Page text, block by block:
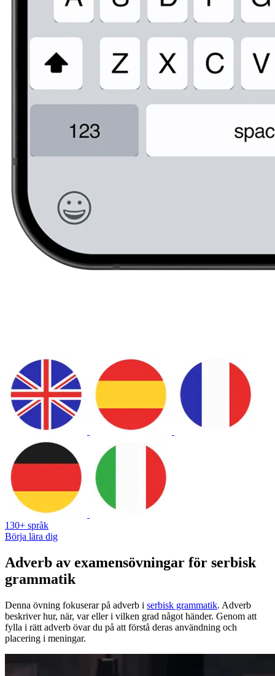
130+ språk
Börja lära dig
Adverb av examensövningar för serbisk
grammatik
Denna övning fokuserar på adverb i serbisk grammatik. Adverb
beskriver hur, när, var eller i vilken grad något händer. Genom att
fylla i rätt adverb övar du på att förstå deras användning och
placering i meningar.